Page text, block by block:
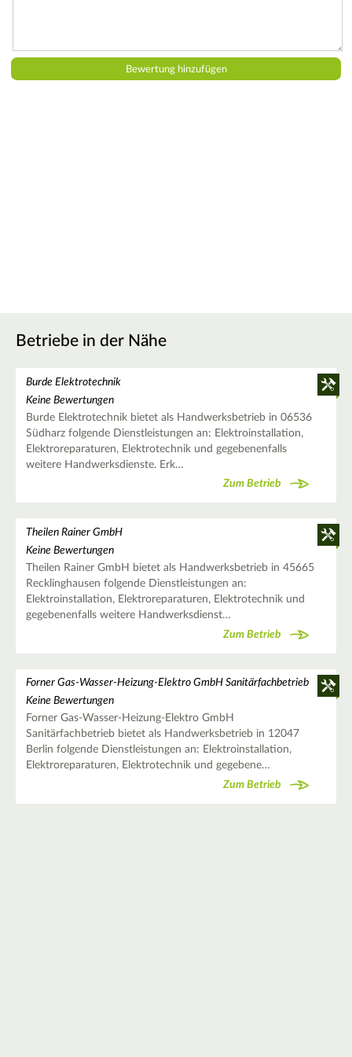
Betriebe in der Nähe
Burde Elektrotechnik
Keine Bewertungen
Burde Elektrotechnik bietet als Handwerksbetrieb in 06536
Südharz folgende Dienstleistungen an: Elektroinstallation,
Elektroreparaturen, Elektrotechnik und gegebenenfalls
weitere Handwerksdienste. Erk…
Zum Betrieb
Theilen Rainer GmbH
Keine Bewertungen
Theilen Rainer GmbH bietet als Handwerksbetrieb in 45665
Recklinghausen folgende Dienstleistungen an:
Elektroinstallation, Elektroreparaturen, Elektrotechnik und
gegebenenfalls weitere Handwerksdienst…
Zum Betrieb
Forner Gas-Wasser-Heizung-Elektro GmbH Sanitärfachbetrieb
Keine Bewertungen
Forner Gas-Wasser-Heizung-Elektro GmbH
Sanitärfachbetrieb bietet als Handwerksbetrieb in 12047
Berlin folgende Dienstleistungen an: Elektroinstallation,
Elektroreparaturen, Elektrotechnik und gegebene…
Zum Betrieb